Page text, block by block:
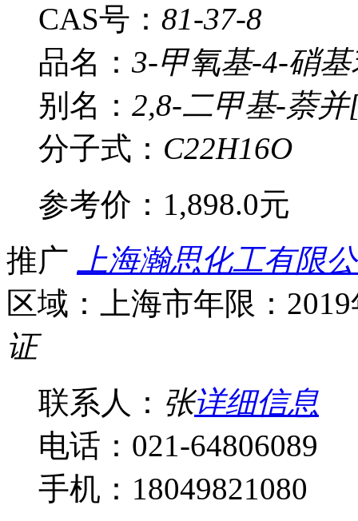
CAS号： 81-37-8
品名： 3-甲氧基-4-硝
别名： 2,8-二甲基-萘
分子式： C22H16O
参考价： 1,898.0元
推广
上海瀚思化工有限
区域：上海市年限：
证
联系人： 张详细信息
电话：021-64806089
手机：18049821080